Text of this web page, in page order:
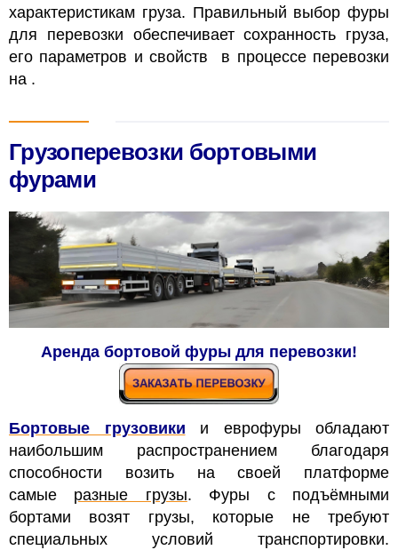
характеристикам груза. Правильный выбор фуры
для перевозки обеспечивает сохранность груза,
его параметров и свойств в процессе перевозки
на .
Грузоперевозки бортовыми
фурами
Аренда бортовой фуры для перевозки!
Бортовые грузовики
и еврофуры обладают
наибольшим распространением благодаря
способности возить на своей платформе
самые разные грузы. Фуры с подъёмными
бортами возят грузы, которые не требуют
специальных условий транспортировки.